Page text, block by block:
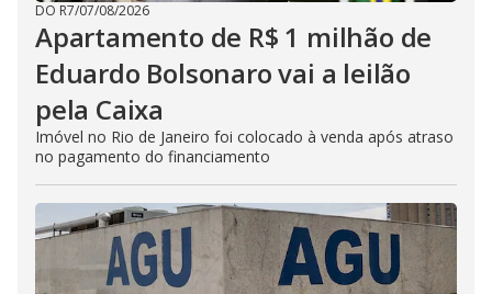
DO R7/07/08/2026
Apartamento de R$ 1 milhão de
Eduardo Bolsonaro vai a leilão
pela Caixa
Imóvel no Rio de Janeiro foi colocado à venda após atraso
no pagamento do financiamento